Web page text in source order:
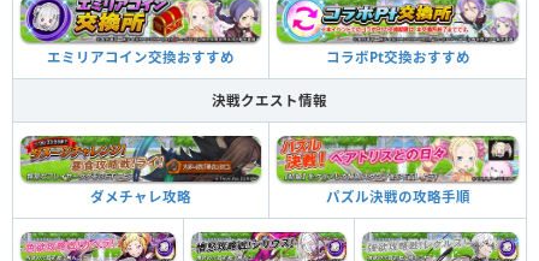
エミリアコイン交換おすすめ コラボPt交換おすすめ
決戦クエスト情報
ダメチャレ攻略 パズル決戦の攻略手順